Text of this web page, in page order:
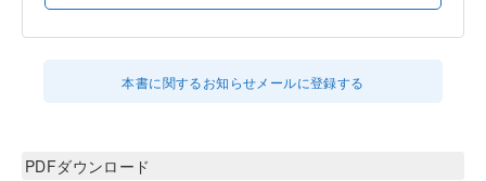
本書に関するお知らせメールに登録する
PDFダウンロード